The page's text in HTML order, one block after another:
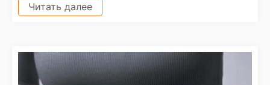
Читать далее